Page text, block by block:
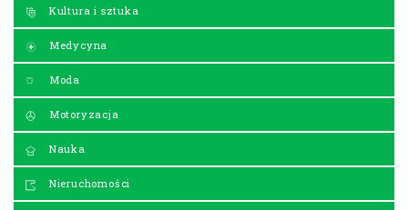
Kultura i sztuka
Medycyna
Moda
Motoryzacja
Nauka
Nieruchomości